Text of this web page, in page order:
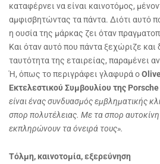
καταφέρνει να είναι καινοτόμος,
αμφισβητώντας τα πάντα. Διότι αυτό
η ουσία της μάρκας ζει όταν
Και όταν αυτό που πάντα ξεχώριζε και
ταυτότητα της εταιρείας, παραμένει
Ή, όπως το περιγράφει γλαφυρά ο
Εκτελεστικού Συμβουλίου της Porsche
είναι ένας συνδυασμός εμβληματικής
σπορ πολυτέλειας. Με τα σπορ
εκπληρώνουν τα όνειρά τους».
Τόλμη, καινοτομία, εξερεύνηση